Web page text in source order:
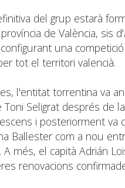
del grup estarà
de València, sis
una
tot el territori valencià.
l'entitat torrentina va
Seligrat després de la
i posteriorment va
Ballester com a nou
més, el capità Adrián
renovacions